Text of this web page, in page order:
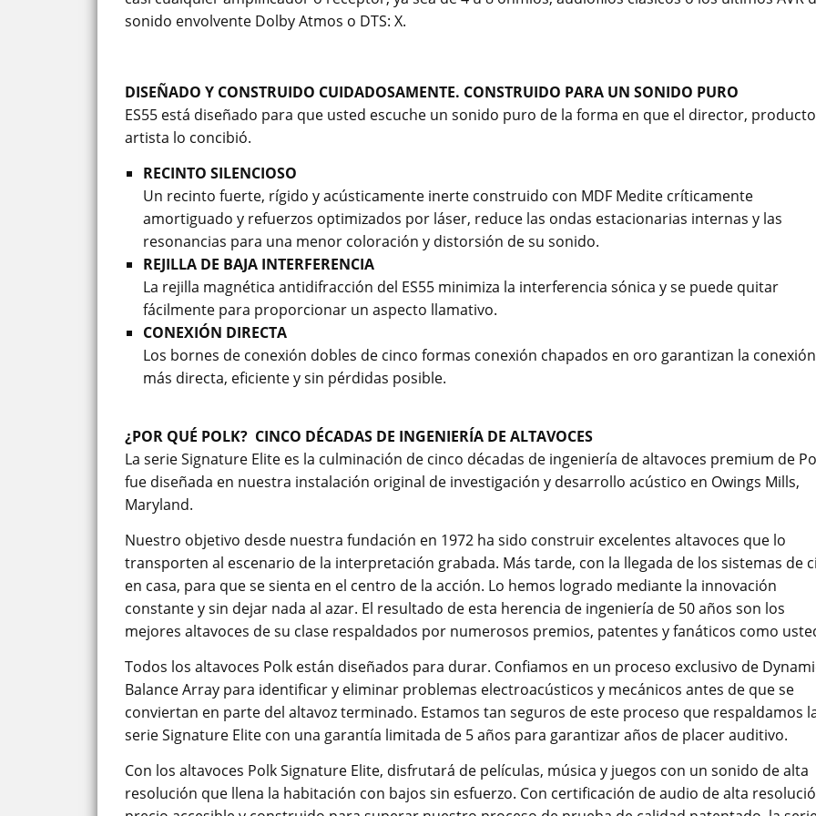
sonido envolvente Dolby Atmos o DTS: X.
DISEÑADO Y CONSTRUIDO CUIDADOSAMENTE. CONSTRUIDO PARA UN SONIDO PURO
ES55 está diseñado para que usted escuche un sonido puro de la forma en que el director,
artista lo concibió.
RECINTO SILENCIOSO
Un recinto fuerte, rígido y acústicamente inerte construido con MDF Medite críticamente
amortiguado y refuerzos optimizados por láser, reduce las ondas estacionarias internas y las
resonancias para una menor coloración y distorsión de su sonido.
REJILLA DE BAJA INTERFERENCIA
La rejilla magnética antidifracción del ES55 minimiza la interferencia sónica y se puede quitar
fácilmente para proporcionar un aspecto llamativo.
CONEXIÓN DIRECTA
Los bornes de conexión dobles de cinco formas conexión chapados en oro garantizan la conexión
más directa, eficiente y sin pérdidas posible.
¿POR QUÉ POLK? CINCO DÉCADAS DE INGENIERÍA DE ALTAVOCES
La serie Signature Elite es la culminación de cinco décadas de ingeniería de altavoces premium de
fue diseñada en nuestra instalación original de investigación y desarrollo acústico en Owings Mills,
Maryland.
Nuestro objetivo desde nuestra fundación en 1972 ha sido construir excelentes altavoces que lo
transporten al escenario de la interpretación grabada. Más tarde, con la llegada de los sistemas de
en casa, para que se sienta en el centro de la acción. Lo hemos logrado mediante la innovación
constante y sin dejar nada al azar. El resultado de esta herencia de ingeniería de 50 años son los
mejores altavoces de su clase respaldados por numerosos premios, patentes y fanáticos como
Todos los altavoces Polk están diseñados para durar. Confiamos en un proceso exclusivo de
Balance Array para identificar y eliminar problemas electroacústicos y mecánicos antes de que se
conviertan en parte del altavoz terminado. Estamos tan seguros de este proceso que respaldamos
serie Signature Elite con una garantía limitada de 5 años para garantizar años de placer auditivo.
Con los altavoces Polk Signature Elite, disfrutará de películas, música y juegos con un sonido de alta
resolución que llena la habitación con bajos sin esfuerzo. Con certificación de audio de alta